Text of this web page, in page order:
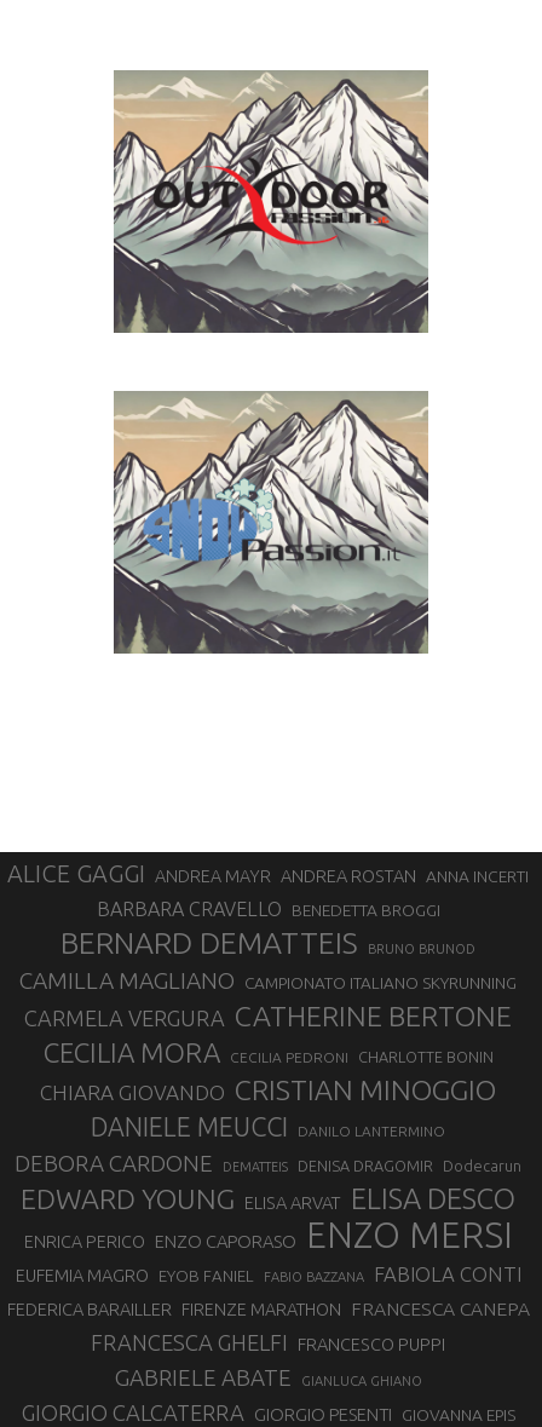
ALICE GAGGI ANDREA MAYR ANDREA ROSTAN ANNA INCERTI
BARBARA CRAVELLO BENEDETTA BROGGI
BERNARD DEMATTEIS BRUNO BRUNOD
CAMILLA MAGLIANO CAMPIONATO ITALIANO SKYRUNNING
CARMELA VERGURA CATHERINE BERTONE
CECILIA MORA CECILIA PEDRONI CHARLOTTE BONIN
CHIARA GIOVANDO CRISTIAN MINOGGIO
DANIELE MEUCCI DANILO LANTERMINO
DEBORA CARDONE DEMATTEIS DENISA DRAGOMIR Dodecarun
EDWARD YOUNG ELISA ARVAT ELISA DESCO
ENRICA PERICO ENZO CAPORASO ENZO MERSI
EUFEMIA MAGRO EYOB FANIEL FABIO BAZZANA FABIOLA CONTI
FEDERICA BARAILLER FIRENZE MARATHON FRANCESCA CANEPA
FRANCESCA GHELFI FRANCESCO PUPPI
GABRIELE ABATE GIANLUCA GHIANO
GIORGIO CALCATERRA GIORGIO PESENTI GIOVANNA EPIS